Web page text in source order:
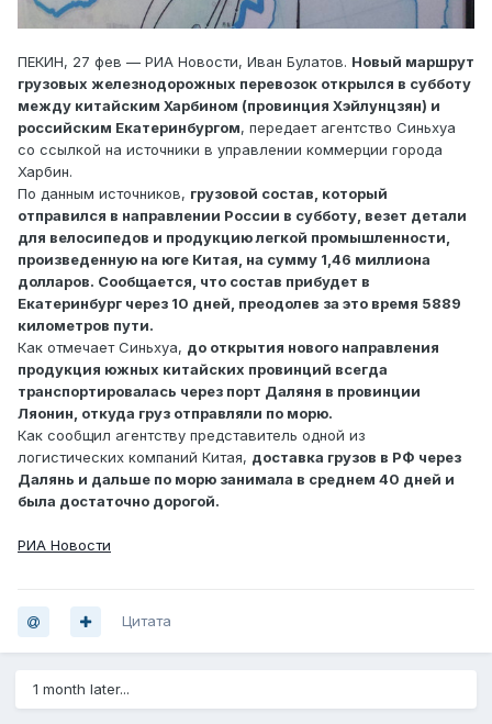
ПЕКИН, 27 фев — РИА Новости, Иван Булатов. Новый маршрут
грузовых железнодорожных перевозок открылся в субботу
между китайским Харбином (провинция Хэйлунцзян) и
российским Екатеринбургом, передает агентство Синьхуа
со ссылкой на источники в управлении коммерции города
Харбин.
По данным источников, грузовой состав, который
отправился в направлении России в субботу, везет детали
для велосипедов и продукцию легкой промышленности,
произведенную на юге Китая, на сумму 1,46 миллиона
долларов. Сообщается, что состав прибудет в
Екатеринбург через 10 дней, преодолев за это время 5889
километров пути.
Как отмечает Синьхуа, до открытия нового направления
продукция южных китайских провинций всегда
транспортировалась через порт Даляня в провинции
Ляонин, откуда груз отправляли по морю.
Как сообщил агентству представитель одной из
логистических компаний Китая, доставка грузов в РФ через
Далянь и дальше по морю занимала в среднем 40 дней и
была достаточно дорогой.
РИА Новости
Цитата
1 month later...